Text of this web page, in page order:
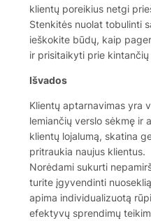
klientų poreikius netgi
Stenkitės nuolat tobulinti
ieškokite būdų, kaip
ir prisitaikyti prie
Išvados
Klientų aptarnavimas yra
lemiančių verslo sėkmę ir
klientų lojalumą, skatina
pritraukia naujus klientus.
Norėdami sukurti
turite įgyvendinti
apima individualizuotą
efektyvų sprendimų